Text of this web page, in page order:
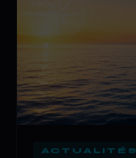
ACTUALITÉS